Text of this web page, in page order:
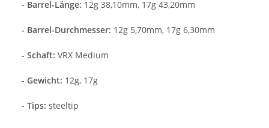
- Barrel-Länge: 12g 38,10mm, 17g 43,20mm
- Barrel-Durchmesser: 12g 5,70mm, 17g 6,30mm
- Schaft: VRX Medium
- Gewicht: 12g, 17g
- Tips: steeltip